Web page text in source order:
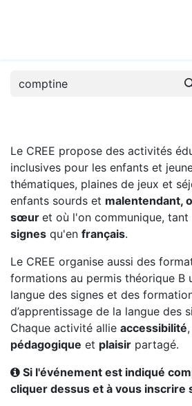
Le CREE propose des activités
inclusives pour les enfants et
thématiques, plaines de jeux et
enfants sourds et malentendant,
sœur et où l'on communique, tant
signes qu'en français.
Le CREE organise aussi des
formations au permis théorique B
langue des signes et des
d’apprentissage de la langue des
Chaque activité allie accessibilité,
pédagogique et plaisir partagé.
Si l'événement est indiqué
cliquer dessus et à vous inscrire